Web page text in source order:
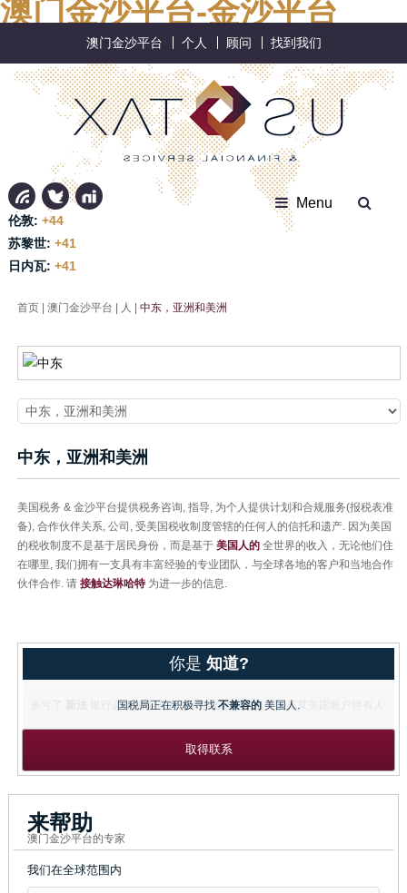
澳门金沙平台-金沙平台
澳门金沙平台 个人 顾问 找到我们
伦敦: +44
苏黎世: +41
日内瓦: +41
Menu
首页| 澳门金沙平台 | 人 | 中东，亚洲和美洲
中东，亚洲和美洲
美国税务 & 金沙平台提供税务咨询, 指导, 为个人提供计划和合规服务(报税表准
备), 合作伙伴关系, 公司, 受美国税收制度管辖的任何人的信托和遗产. 因为美国
的税收制度不是基于居民身份，而是基于 美国人的全世界的收入，无论他们住
在哪里, 我们拥有一支具有丰富经验的专业团队，与全球各地的客户和当地合作
伙伴合作. 请 接触达琳哈特为进一步的信息.
你是 知道?
国税局正在积极寻找 不兼容的 美国人.
取得联系
来帮助
澳门金沙平台的专家
我们在全球范围内